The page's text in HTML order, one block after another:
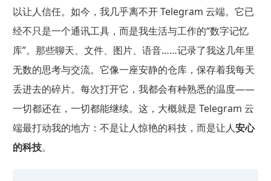
以让人信任。如今，我几乎离不开 Telegram 云端。它已
经不只是一个通讯工具，而是我生活与工作的“数字记忆
库”。那些聊天、文件、图片、语音……记录了我这几年里
无数的思考与交流。它像一座安静的仓库，保存着我每天
丢进去的碎片。每次打开它，我都会有种熟悉的温度——
一切都还在，一切都能继续。这，大概就是 Telegram 云
端最打动我的地方：不是让人惊艳的科技，而是让人安心
的科技。